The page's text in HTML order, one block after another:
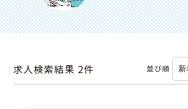
求人検索結果 2件 並び順